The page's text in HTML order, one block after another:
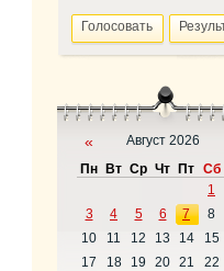
« Август 2026
Пн Вт Ср Чт Пт Сб
1
3
4 5 6 7 8
10
11 12 13 14 15
17
18 19 20 21 22